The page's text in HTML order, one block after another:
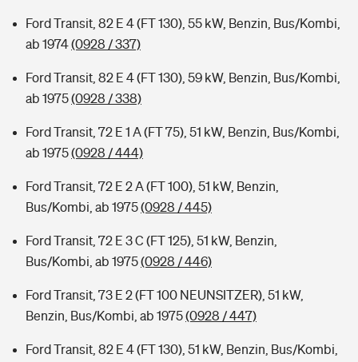
Ford Transit, 82 E 4 (FT 130), 55 kW, Benzin, Bus/Kombi,
ab 1974(0928 / 337)
Ford Transit, 82 E 4 (FT 130), 59 kW, Benzin, Bus/Kombi,
ab 1975(0928 / 338)
Ford Transit, 72 E 1 A (FT 75), 51 kW, Benzin, Bus/Kombi,
ab 1975(0928 / 444)
Ford Transit, 72 E 2 A (FT 100), 51 kW, Benzin,
Bus/Kombi, ab 1975(0928 / 445)
Ford Transit, 72 E 3 C (FT 125), 51 kW, Benzin,
Bus/Kombi, ab 1975(0928 / 446)
Ford Transit, 73 E 2 (FT 100 NEUNSITZER), 51 kW,
Benzin, Bus/Kombi, ab 1975(0928 / 447)
Ford Transit, 82 E 4 (FT 130), 51 kW, Benzin, Bus/Kombi,